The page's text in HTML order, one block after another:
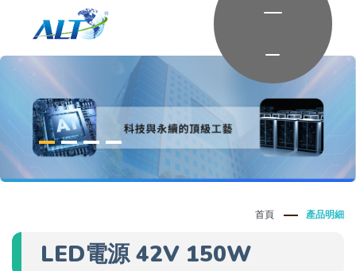
首頁 產品明細
LED電源 42V 150W